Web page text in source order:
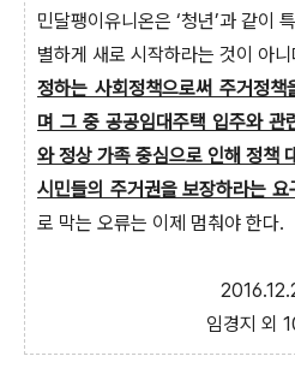
민달팽이유니온은 ‘청년’과 같이
별하게 새로 시작하라는 것이 아니
정하는 사회정책으로써 주거정
며 그 중 공공임대주택 입주와
와 정상 가족 중심으로 인해 정책
시민들의 주거권을 보장하라는 요
로 막는 오류는 이제 멈춰야 한다.
임경지 외